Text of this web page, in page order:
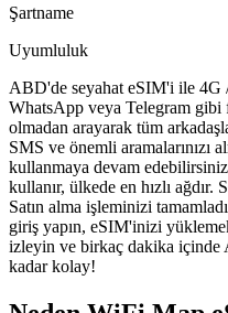
Şartname
Uyumluluk
ABD'de seyahat eSIM'i ile 4G
WhatsApp veya Telegram gibi
olmadan arayarak tüm
SMS ve önemli aramalarınızı
kullanmaya devam
kullanır, ülkede en hızlı
Satın alma işleminizi
giriş yapın, eSIM'inizi
izleyin ve birkaç dakika içinde
kadar kolay!